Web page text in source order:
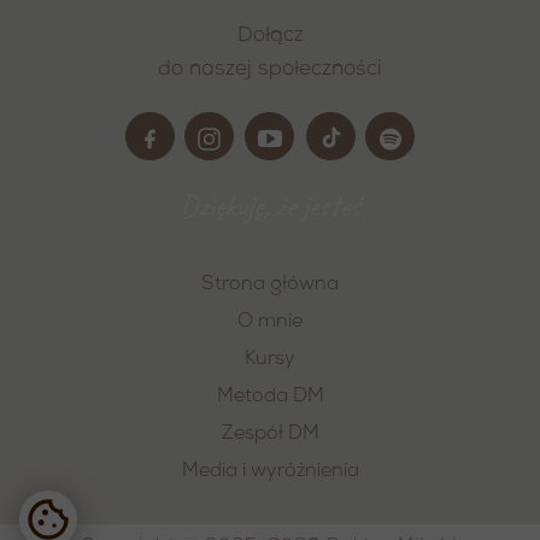
Strona główna
O mnie
Kursy
Metoda DM
Zespół DM
Media i wyróżnienia
Dołącz
do naszej społeczności